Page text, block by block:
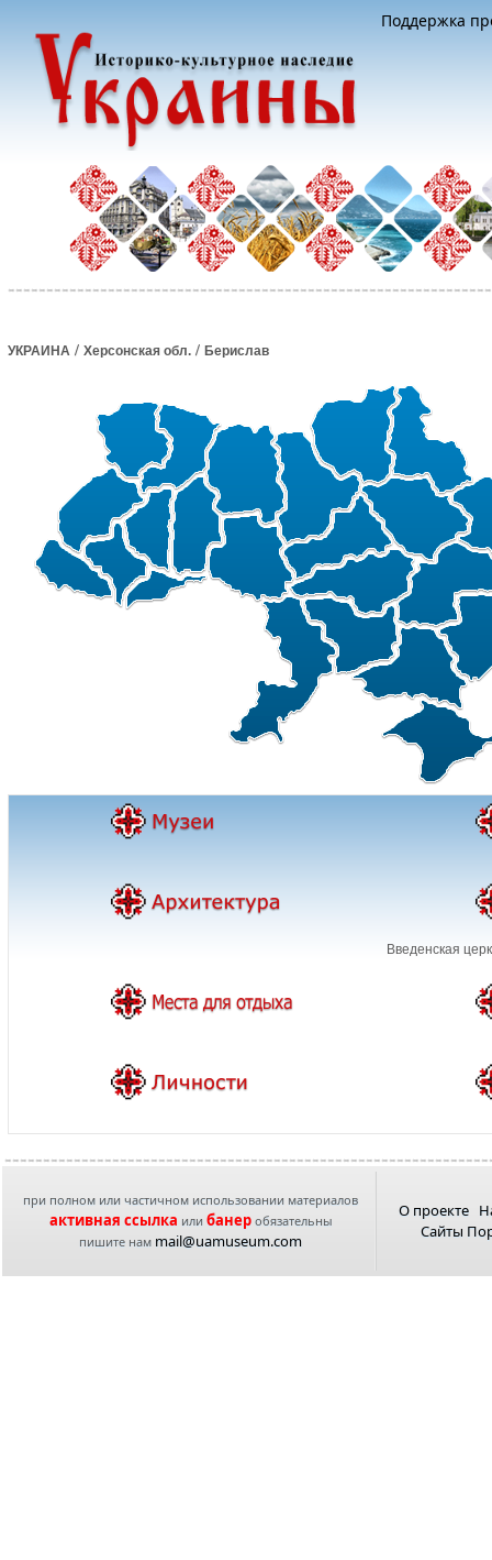
Поддержка
УКРАИНА / Херсонская обл. / Берислав
Введенская
при полном или частичном использовании материалов
активная ссылка или банеробязательны
пишите нам mail@uamuseum.com
О проекте
Сайты